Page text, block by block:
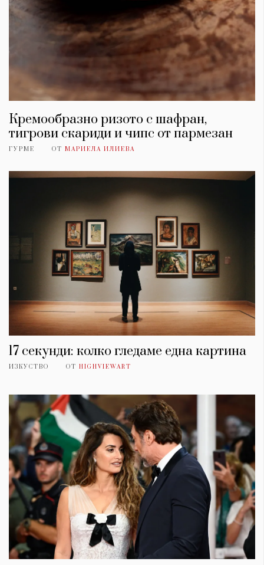
Кремообразно ризото с шафран,
тигрови скариди и чипс от пармезан
ГУРМЕ ОТ МАРИЕЛА ИЛИЕВА
17 секунди: колко гледаме една картина
ИЗКУСТВО ОТ HIGHVIEWART